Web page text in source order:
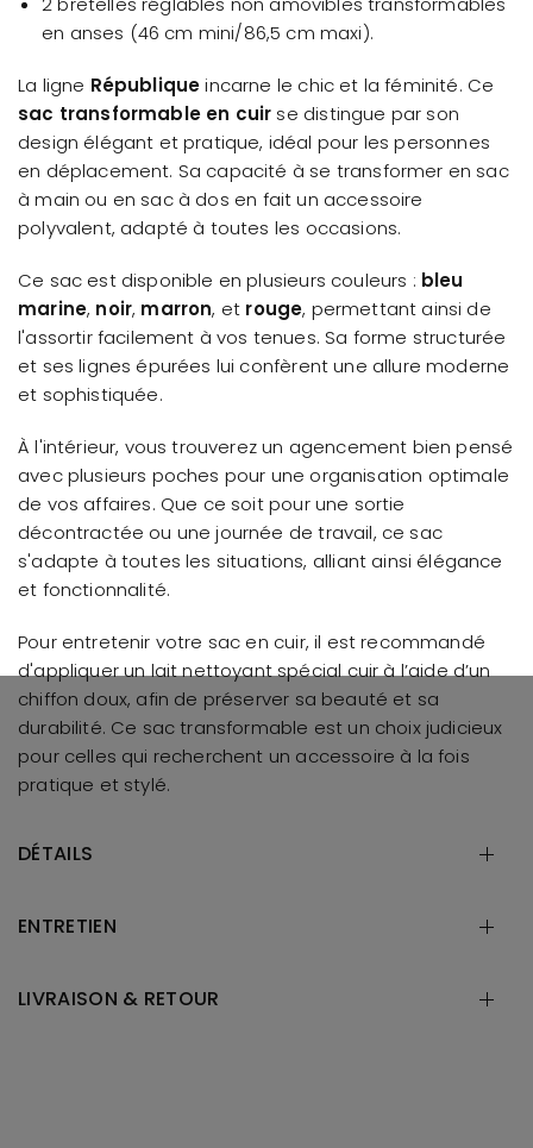
en anses (46 cm mini/86,5 cm maxi).
La ligne Républiqueincarne le chic et la féminité. Ce
sac transformable en cuir se distingue par son
design élégant et pratique, idéal pour les personnes
en déplacement. Sa capacité à se transformer en sac
à main ou en sac à dos en fait un accessoire
polyvalent, adapté à toutes les occasions.
Ce sac est disponible en plusieurs couleurs : bleu
marine, noir, marron, et rouge, permettant ainsi de
l'assortir facilement à vos tenues. Sa forme structurée
et ses lignes épurées lui confèrent une allure moderne
et sophistiquée.
À l'intérieur, vous trouverez un agencement bien pensé
avec plusieurs poches pour une organisation optimale
de vos affaires. Que ce soit pour une sortie
décontractée ou une journée de travail, ce sac
s'adapte à toutes les situations, alliant ainsi élégance
et fonctionnalité.
Pour entretenir votre sac en cuir, il est recommandé
d'appliquer un lait nettoyant spécial cuir à l’aide d’un
chiffon doux, afin de préserver sa beauté et sa
durabilité. Ce sac transformable est un choix judicieux
pour celles qui recherchent un accessoire à la fois
pratique et stylé.
DÉTAILS
ENTRETIEN
LIVRAISON & RETOUR